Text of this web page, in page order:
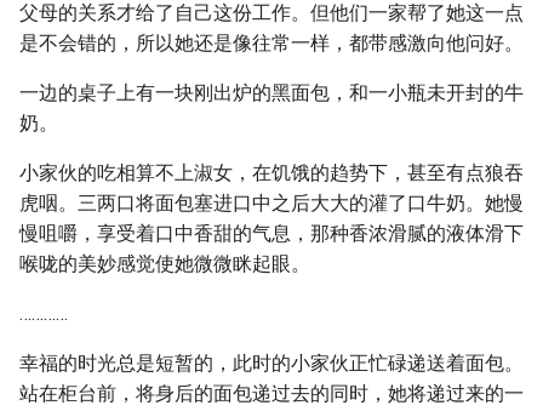
父母的关系才给了自己这份工作。但他们一家帮了她这一点
是不会错的，所以她还是像往常一样，都带感激向他问好。
一边的桌子上有一块刚出炉的黑面包，和一小瓶未开封的牛
奶。
小家伙的吃相算不上淑女，在饥饿的趋势下，甚至有点狼吞
虎咽。三两口将面包塞进口中之后大大的灌了口牛奶。她慢
慢咀嚼，享受着口中香甜的气息，那种香浓滑腻的液体滑下
喉咙的美妙感觉使她微微眯起眼。
…………
幸福的时光总是短暂的，此时的小家伙正忙碌递送着面包。
站在柜台前，将身后的面包递过去的同时，她将递过来的一